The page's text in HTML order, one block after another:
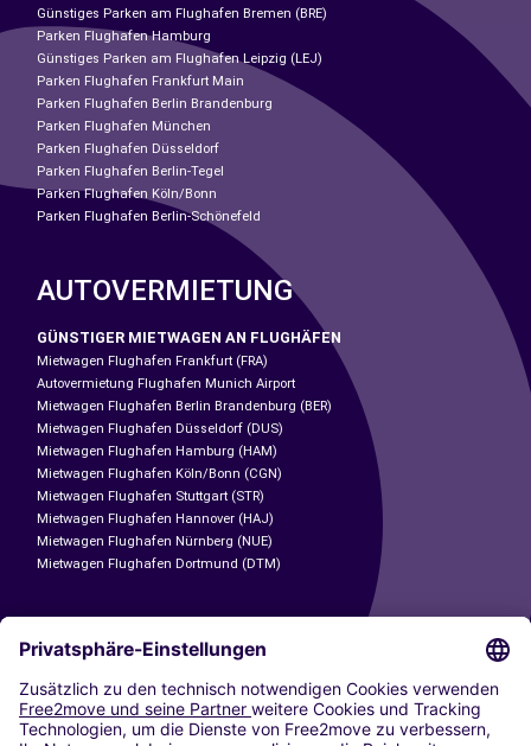
Günstiges Parken am Flughafen Bremen (BRE)
Parken Flughafen Hamburg
Günstiges Parken am Flughafen Leipzig (LEJ)
Parken Flughafen Frankfurt Main
Parken Flughafen Berlin Brandenburg
Parken Flughafen München
Parken Flughafen Düsseldorf
Parken Flughafen Berlin-Tegel
Parken Flughafen Köln/Bonn
Parken Flughafen Berlin-Schönefeld
AUTOVERMIETUNG
GÜNSTIGER MIETWAGEN AN FLUGHÄFEN
Mietwagen Flughafen Frankfurt (FRA)
Autovermietung Flughafen Munich Airport
Mietwagen Flughafen Berlin Brandenburg (BER)
Mietwagen Flughafen Düsseldorf (DUS)
Mietwagen Flughafen Hamburg (HAM)
Mietwagen Flughafen Köln/Bonn (CGN)
Mietwagen Flughafen Stuttgart (STR)
Mietwagen Flughafen Hannover (HAJ)
Mietwagen Flughafen Nürnberg (NUE)
Mietwagen Flughafen Dortmund (DTM)
CARSHARING
UNSERE STÄDTE
Paris
Madrid